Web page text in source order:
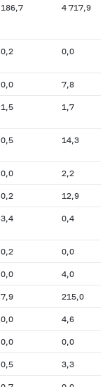
186,7 4 717,9
0,2 0,0
0,0 7,8
1,5 1,7
0,5 14,3
0,0 2,2
0,2 12,9
3,4 0,4
0,2 0,0
0,0 4,0
7,9 215,0
0,0 4,6
0,0 0,0
0,5 3,3